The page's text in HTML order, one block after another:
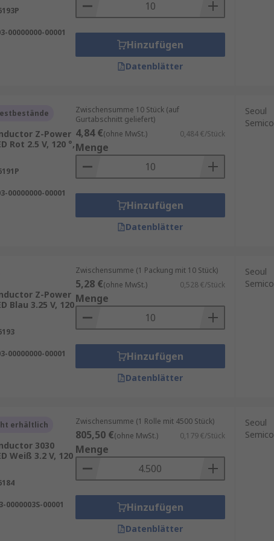
00000000-00001
Hinzufügen
Datenblätter
Z-Power
Rot 2.5 V, 120 °,
00000000-00001
Zwischensumme 10 Stück (auf
Gurtabschnitt geliefert)
4,84 €(ohne MwSt.) 0,484 €/Stück
Menge
Hinzufügen
Datenblätter
Seoul
Z-Power
Blau 3.25 V, 120
00000000-00001
Zwischensumme (1 Packung mit 10 Stück)
5,28 €(ohne MwSt.) 0,528 €/Stück
Menge
Hinzufügen
Datenblätter
Seoul
erhältlich
3030
Weiß 3.2 V, 120
0000003S-00001
Zwischensumme (1 Rolle mit 4500 Stück)
805,50 €(ohne MwSt.) 0,179 €/Stück
Menge
Hinzufügen
Datenblätter
Seoul